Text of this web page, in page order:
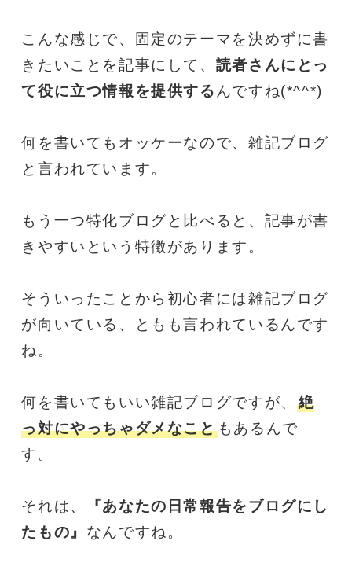
こんな感じで、固定のテーマを決めずに書
きたいことを記事にして、 読者さんにとっ
て役に立つ情報を提供する んですね(*^^*)
何を書いてもオッケーなので、雑記ブログ
と言われています。
もう一つ特化ブログと比べると、記事が書
きやすいという特徴があります。
そういったことから初心者には雑記ブログ
が向いている、ともも言われているんです
ね。
何を書いてもいい雑記ブログですが、 絶
っ対にやっちゃダメなこともあるんで
す。
それは、
『あなたの日常報告をブログにし
たもの』 なんですね。